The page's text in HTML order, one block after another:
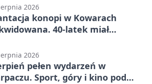
2026
konopi w Kowarach
40-latek miał
2026
pełen wydarzeń w
Sport, góry i kino pod